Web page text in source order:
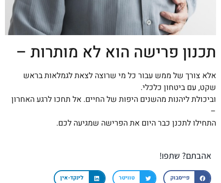
תכנון פרישה הוא לא מותרות –
אלא צורך של ממש עבור כל מי שרוצה לצאת לגמלאות בראש
שקט, עם ביטחון כלכלי.
וביכולת ליהנות מהשנים היפות של החיים. אל תחכו לרגע האחרון
–
התחילו לתכנן כבר היום את הפרישה שמגיעה לכם.
אהבתם? שתפו!
פייסבוק טוויטר לינקד-אין